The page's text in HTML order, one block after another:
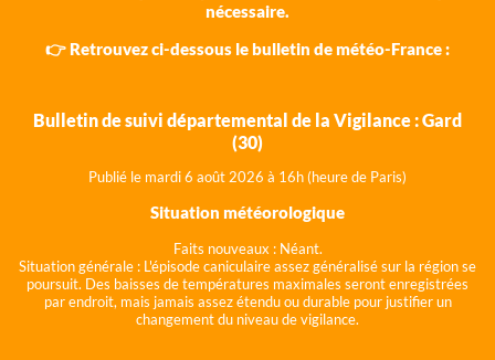
nécessaire.
👉 Retrouvez ci-dessous le bulletin de météo-France :
Bulletin de suivi départemental de la Vigilance : Gard
(30)
Publié le mardi 6 août 2026 à 16h (heure de Paris)
Situation météorologique
Faits nouveaux : Néant.
Situation générale : L'épisode caniculaire assez généralisé sur la région se
poursuit. Des baisses de températures maximales seront enregistrées
par endroit, mais jamais assez étendu ou durable pour justifier un
changement du niveau de vigilance.